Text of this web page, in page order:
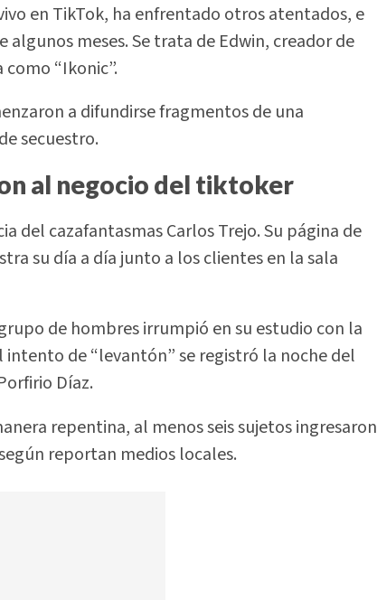
en TikTok, ha enfrentado otros atentados, e
meses. Se trata de Edwin, creador de
“Ikonic”.
a difundirse fragmentos de una
secuestro.
al negocio del tiktoker
del cazafantasmas Carlos Trejo. Su página de
su día a día junto a los clientes en la sala
de hombres irrumpió en su estudio con la
de “levantón” se registró la noche del
Díaz.
repentina, al menos seis sujetos ingresaron
reportan medios locales.